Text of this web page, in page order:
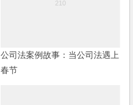
公司法案例故事：当公司法遇上
春节